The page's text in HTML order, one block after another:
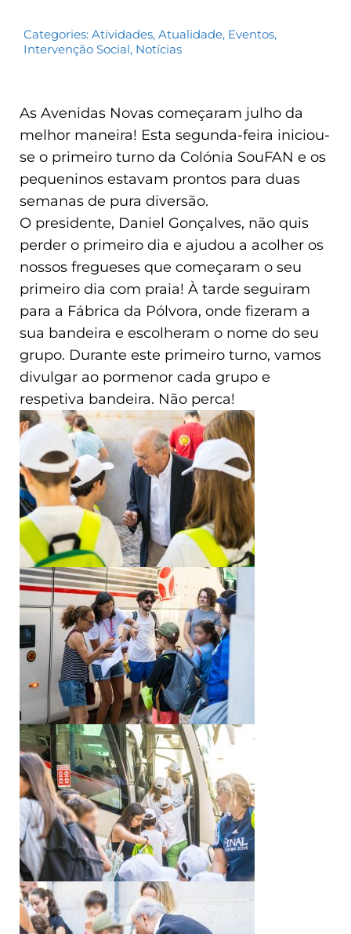
Categories: Atividades, Atualidade, Eventos,
Intervenção Social, Notícias
As Avenidas Novas começaram julho da
melhor maneira! Esta segunda-feira iniciou-
se o primeiro turno da Colónia SouFAN e os
pequeninos estavam prontos para duas
semanas de pura diversão.
O presidente, Daniel Gonçalves, não quis
perder o primeiro dia e ajudou a acolher os
nossos fregueses que começaram o seu
primeiro dia com praia! À tarde seguiram
para a Fábrica da Pólvora, onde fizeram a
sua bandeira e escolheram o nome do seu
grupo. Durante este primeiro turno, vamos
divulgar ao pormenor cada grupo e
respetiva bandeira. Não perca!